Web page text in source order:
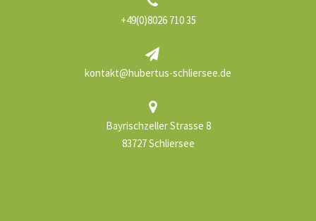
+49(0)8026 710 35
kontakt@hubertus-schliersee.de
Bayrischzeller Strasse 8
83727 Schliersee